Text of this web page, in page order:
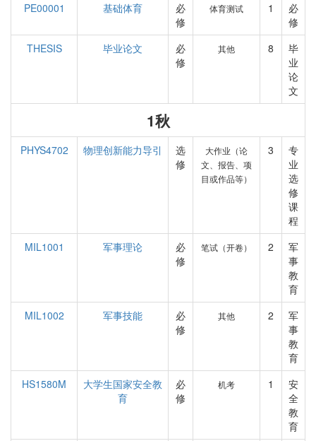
PE00001 基础体育
必
修
体育测试 1
必
修
THESIS
毕业论文
必
修
其他 8
毕
业
论
文
1秋
PHYS4702 物理创新能力导引
选
修
大作业（论
文、报告、项
目或作品等）
3
专
业
选
修
课
程
MIL1001
军事理论
必
修
笔试（开卷） 2
军
事
教
育
MIL1002
军事技能
必
修
其他 2
军
事
教
育
HS1580M
大学生国家安全教
育
必
修
机考 1
安
全
教
育